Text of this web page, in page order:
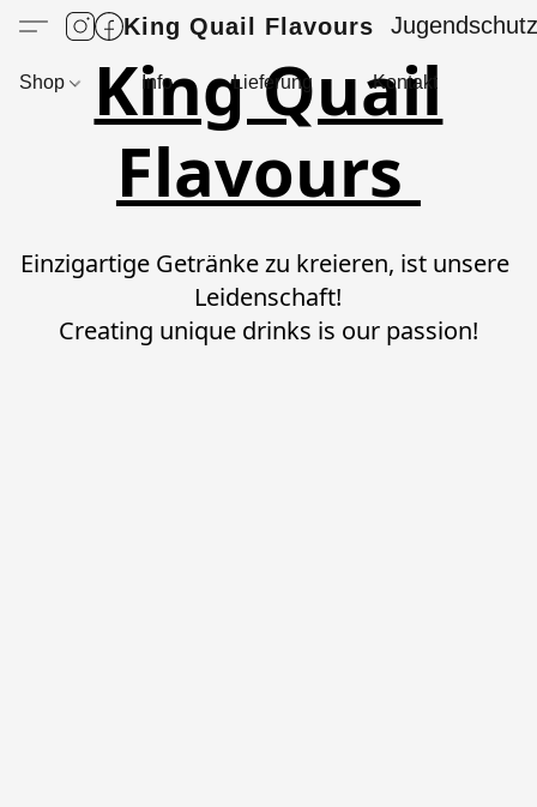
King Quail Flavours Jugendschutz
Shop Info Lieferung Kontakt
King Quail
Flavours
Einzigartige Getränke zu kreieren, ist unsere
Leidenschaft!
Creating unique drinks is our passion!